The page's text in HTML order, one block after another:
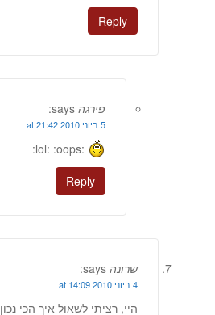
Reply
פירגה says:
5 ביוני 2010 at 21:42
:lol: :oops:
Reply
שרונה says:
4 ביוני 2010 at 14:09
היי, רציתי לשאול איך הכי נכון